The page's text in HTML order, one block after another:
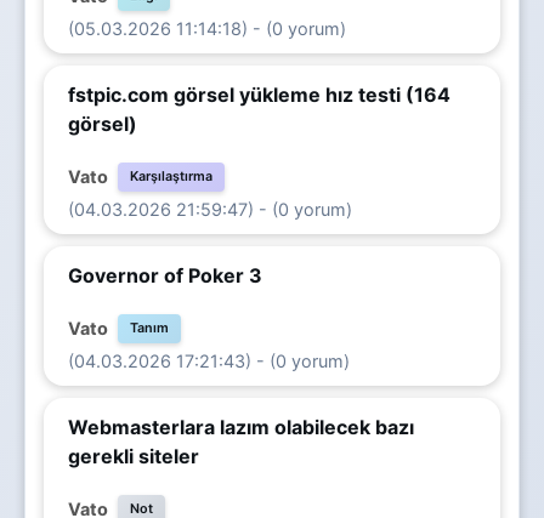
(05.03.2026 11:14:18) - (0 yorum)
fstpic.com görsel yükleme hız testi (164
görsel)
Vato Karşılaştırma
(04.03.2026 21:59:47) - (0 yorum)
Governor of Poker 3
Vato Tanım
(04.03.2026 17:21:43) - (0 yorum)
Webmasterlara lazım olabilecek bazı
gerekli siteler
Vato Not